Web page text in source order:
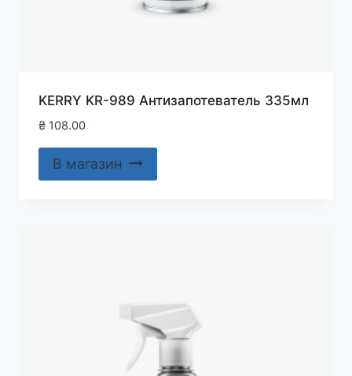
KERRY KR-989 Антизапотеватель 335мл
₴108.00
В магазин